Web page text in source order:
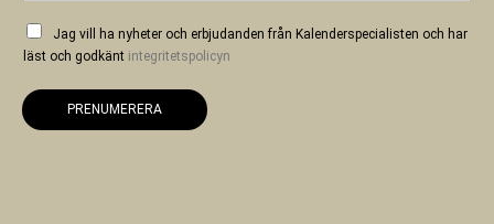
Jag vill ha nyheter och erbjudanden från Kalenderspecialisten och har
läst och godkänt integritetspolicyn
PRENUMERERA